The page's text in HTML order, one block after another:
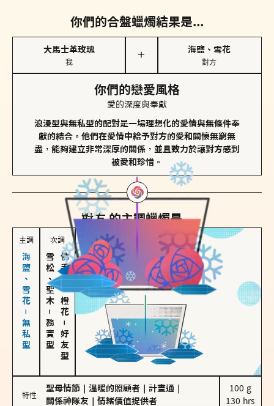
你們的合盤蠟燭結果是...
大馬士革玫瑰
我
＋
海鹽、雪花
對方
你們的戀愛風格
愛的深度與奉獻
浪漫型與無私型的配對是一場理想化的愛情與無條件奉
獻的結合。他們在愛情中給予對方的愛和關懷無窮無
盡，能夠建立非常深厚的關係，並且致力於讓對方感到
被愛和珍惜。
對方的主調蠟燭是...
主調
海鹽、雪花－無私型
次調
雪松、聖木
－
務實型
佛手柑、橙花
－
好友型
特性
聖母情節 溫暖的照顧者 計畫通
關係神隊友
情緒價值提供者
100 g
130 hrs